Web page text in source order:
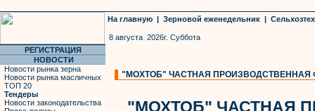
На главную | Зерновой еженедельник |
8 августа 2026г. Суббота
РЕГИСТРАЦИЯ
НОВОСТИ
Новости рынка зерна
Новости рынка масличных
ТОП 20
Тендеры
Новости законодательства
"МОХТОБ" ЧАСТНАЯ ПРОИЗВОДСТВЕННАЯ
"МОХТОБ" ЧАСТНАЯ